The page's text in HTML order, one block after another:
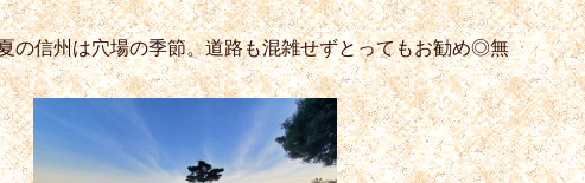
の信州は穴場の季節。道路も混雑せずとってもお勧め◎無